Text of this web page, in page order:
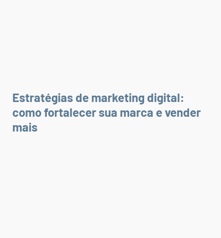
Estratégias de marketing digital:
como fortalecer sua marca e vender
mais